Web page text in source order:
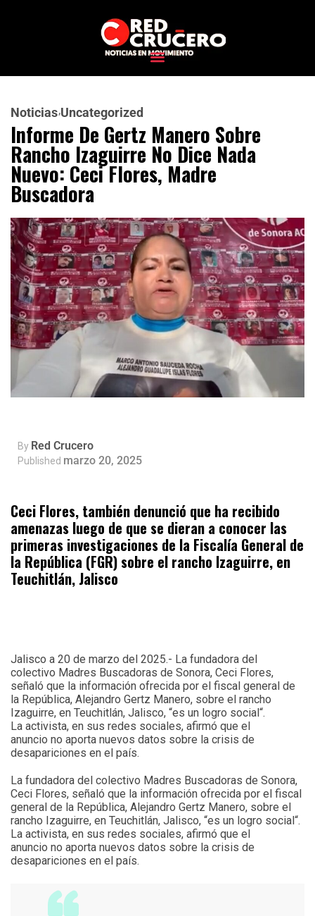
Noticias Uncategorized
Informe De Gertz Manero Sobre
Rancho Izaguirre No Dice Nada
Nuevo: Ceci Flores, Madre
Buscadora
By Red Crucero
Published marzo 20, 2025
Ceci Flores, también denunció que ha recibido
amenazas luego de que se dieran a conocer las
primeras investigaciones de la Fiscalía General de
la República (FGR) sobre el rancho Izaguirre, en
Teuchitlán, Jalisco
Jalisco a 20 de marzo del 2025.- La fundadora del
colectivo Madres Buscadoras de Sonora, Ceci Flores,
señaló que la información ofrecida por el fiscal general de
la República, Alejandro Gertz Manero, sobre el rancho
Izaguirre, en Teuchitlán, Jalisco, “es un logro social“.
La activista, en sus redes sociales, afirmó que el
anuncio no aporta nuevos datos sobre la crisis de
desapariciones en el país.
La fundadora del colectivo Madres Buscadoras de Sonora,
Ceci Flores, señaló que la información ofrecida por el fiscal
general de la República, Alejandro Gertz Manero, sobre el
rancho Izaguirre, en Teuchitlán, Jalisco, “es un logro social“.
La activista, en sus redes sociales, afirmó que el
anuncio no aporta nuevos datos sobre la crisis de
desapariciones en el país.